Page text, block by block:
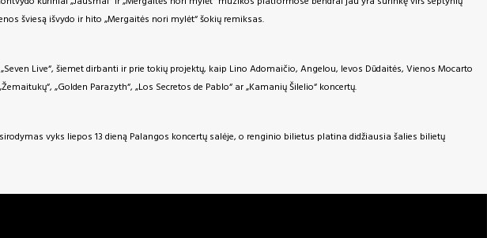
šviesą išvydo ir hito „Mergaitės nori mylėt“ šokių remiksas.
Live“, šiemet dirbanti ir prie tokių projektų, kaip Lino Adomaičio, Angelou, Ievos Dūdaitės, Vienos Mocarto
„Golden Parazyth“, „Los Secretos de Pablo“ ar „Kamanių Šilelio“ koncertų.
vyks liepos 13 dieną Palangos koncertų salėje, o renginio bilietus platina didžiausia šalies bilietų